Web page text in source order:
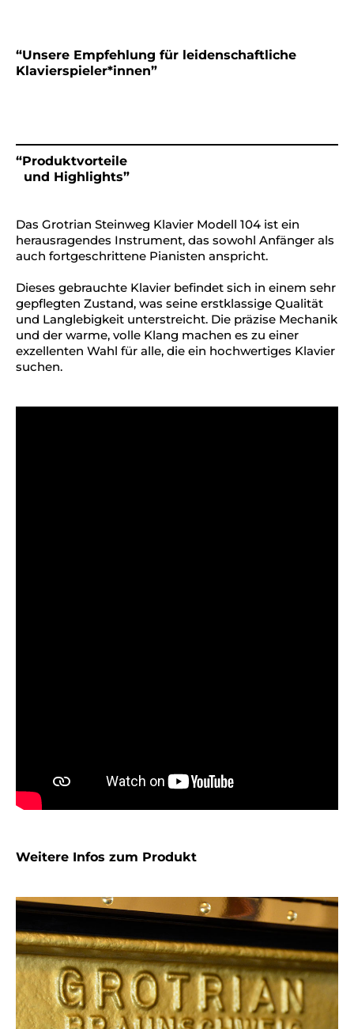
“Unsere Empfehlung für leidenschaftliche
Klavierspieler*innen”
“Produktvorteile
und Highlights”
Das Grotrian Steinweg Klavier Modell 104 ist ein
herausragendes Instrument, das sowohl Anfänger als
auch fortgeschrittene Pianisten anspricht.
Dieses gebrauchte Klavier befindet sich in einem sehr
gepflegten Zustand, was seine erstklassige Qualität
und Langlebigkeit unterstreicht. Die präzise Mechanik
und der warme, volle Klang machen es zu einer
exzellenten Wahl für alle, die ein hochwertiges Klavier
suchen.
Weitere Infos zum Produkt